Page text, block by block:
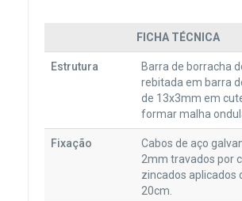
FICHA TÉCNICA
Estrutura
Barra de borracha
rebitada em barra
de 13x3mm em
formar malha
Fixação
Cabos de aço
2mm travados por
zincados aplicados
20cm.